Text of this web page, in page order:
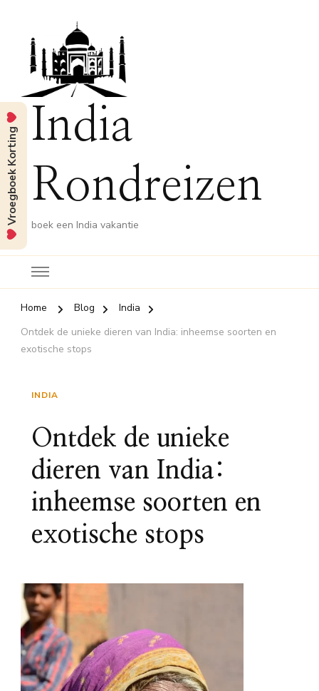
India
Rondreizen
boek een India vakantie
Home Blog
India
Ontdek de unieke dieren van India: inheemse soorten en
exotische stops
INDIA
Ontdek de unieke
dieren van India:
inheemse soorten en
exotische stops
Vroegboek Korting